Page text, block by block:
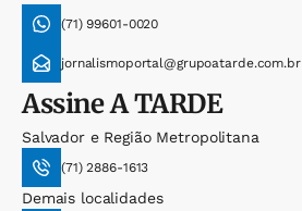
(71) 99601-0020
jornalismoportal@grupoatarde.com.br
AssineA TARDE
Salvador e Região Metropolitana
(71) 2886-1613
Demais localidades